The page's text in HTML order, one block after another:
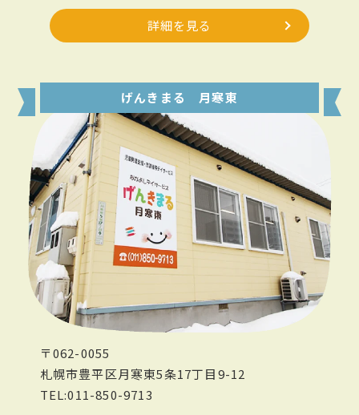
詳細を見る
げんきまる 月寒東
〒062-0055
札幌市豊平区月寒東5条17丁目9-12
TEL:011-850-9713